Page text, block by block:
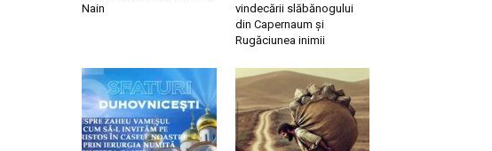
Nain
vindecării slăbănogului
din Capernaum și
Rugăciunea inimii